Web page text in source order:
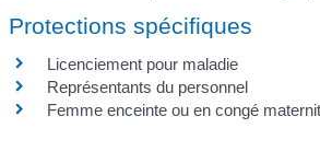
Protections spécifiques
Licenciement pour maladie
Représentants du personnel
Femme enceinte ou en congé